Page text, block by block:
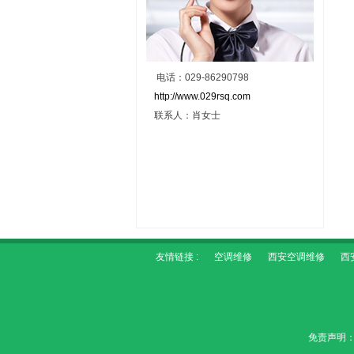
电话：029-86290798
http://www.029rsq.com
联系人：肖女士
友情链接 : 空调维修 西安空调维修 西
免责声明